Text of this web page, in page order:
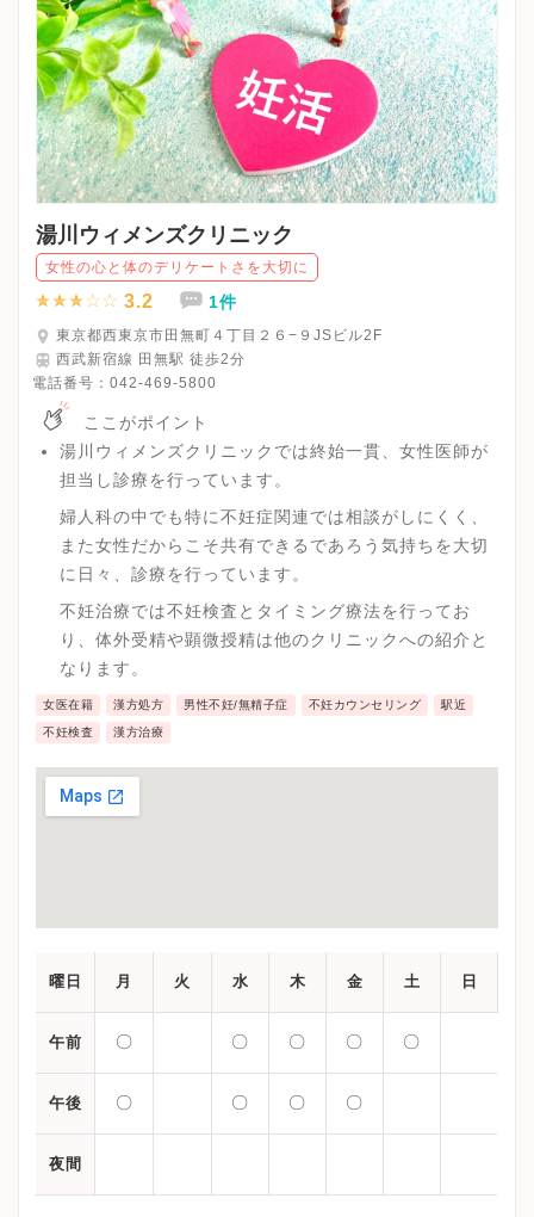
湯川ウィメンズクリニック
女性の心と体のデリケートさを大切に
3.2 1件
東京都西東京市田無町４丁目２６−９JSビル2F
西武新宿線 田無駅 徒歩2分
電話番号： 042-469-5800
ここがポイント
湯川ウィメンズクリニックでは終始一貫、女性医師が
担当し診療を行っています。
婦人科の中でも特に不妊症関連では相談がしにくく、
また女性だからこそ共有できるであろう気持ちを大切
に日々、診療を行っています。
不妊治療では不妊検査とタイミング療法を行ってお
り、体外受精や顕微授精は他のクリニックへの紹介と
なります。
女医在籍 漢方処方 男性不妊/無精子症 不妊カウンセリング 駅近
不妊検査 漢方治療
曜日 月 火 水 木 金 土 日
午前 〇 〇 〇 〇 〇
午後 〇 〇 〇 〇
夜間